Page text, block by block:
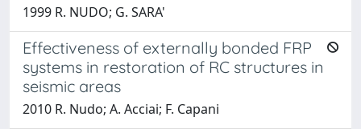
1999 R. NUDO; G. SARA'
Effectiveness of externally bonded FRP
systems in restoration of RC structures in
seismic areas
2010 R. Nudo; A. Acciai; F. Capani